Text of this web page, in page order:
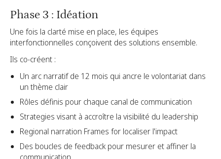
Phase 3 : Idéation
Une fois la clarté mise en place, les équipes
interfonctionnelles conçoivent des solutions ensemble.
Ils co-créent :
Un arc narratif de 12 mois qui ancre le volontariat dans
un thème clair
Rôles définis pour chaque canal de communication
Strategies visant à accroître la visibilité du leadership
Regional narration Frames for localiser l'impact
Des boucles de feedback pour mesurer et affiner la